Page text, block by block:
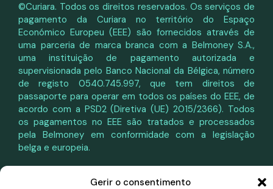
Gerir o consentimento
©Curiara. Todos os direitos reservados. Os serviços de
pagamento da Curiara no território do Espaço
Económico Europeu (EEE) são fornecidos através de
uma parceria de marca branca com a Belmoney S.A.,
uma instituição de pagamento autorizada e
supervisionada pelo Banco Nacional da Bélgica, número
de registo 0540.745.997, que tem direitos de
passaporte para operar em todos os países do EEE, de
acordo com a PSD2 (Diretiva (UE) 2015/2366). Todos
os pagamentos no EEE são tratados e processados
pela Belmoney em conformidade com a legislação
belga e europeia.